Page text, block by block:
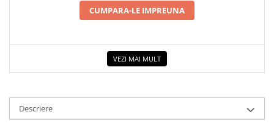
CUMPARA-LE IMPREUNA
VEZI MAI MULT
Descriere